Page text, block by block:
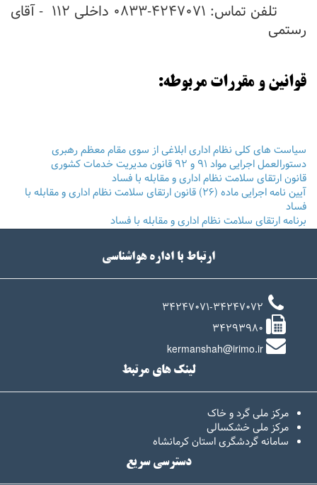
تلفن تماس: 4247071
-0833 داخلی 112 - آقای
رستمی
قوانین و مقررات مربوطه:
سیاست های کلی نظام اداری ابلاغی از سوی مقام معظم رهبری
دستورالعمل اجرایی مواد 91 و 92 قانون مدیریت خدمات کشوری
قانون ارتقای سلامت نظام اداری و مقابله با فساد
آیین نامه اجرایی ماده (26) قانون ارتقای سلامت نظام اداری و مقابله با
فساد
برنامه ارتقای سلامت نظام اداری و مقابله با فساد
ارتباط با اداره هواشناسی
34247071-34247072
34293980
kermanshah@irimo.ir
لینک های مرتبط
مرکز ملی گرد و خاک
مرکز ملی خشکسالی
سامانه گردشگری استان کرمانشاه
دسترسی سریع